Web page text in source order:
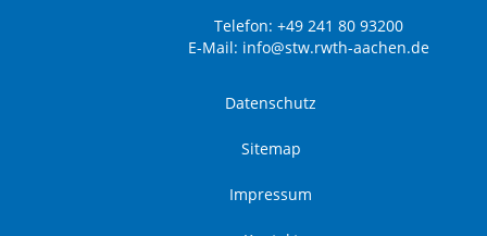
Telefon: +49 241 80 93200
E-Mail: info@stw.rwth-aachen.de
Datenschutz
Sitemap
Impressum